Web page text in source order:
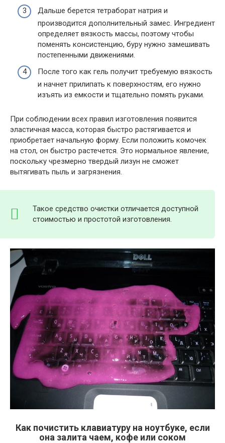
Дальше берется тетраборат натрия и
производится дополнительный замес. Ингредиент
определяет вязкость массы, поэтому чтобы
поменять консистенцию, буру нужно замешивать
постепенными движениями.
После того как гель получит требуемую вязкость
и начнет прилипать к поверхностям, его нужно
изъять из емкости и тщательно помять руками.
При соблюдении всех правил изготовления появится
эластичная масса, которая быстро растягивается и
приобретает начальную форму. Если положить комочек
на стол, он быстро растечется. Это нормальное явление,
поскольку чрезмерно твердый лизун не сможет
вытягивать пыль и загрязнения.
Такое средство очистки отличается доступной
стоимостью и простотой изготовления.
Как почистить клавиатуру на ноутбуке, если
она залита чаем, кофе или соком